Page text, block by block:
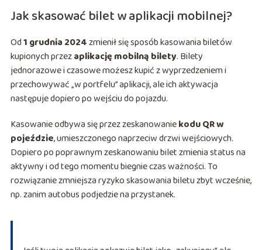
Jak skasować bilet w aplikacji mobilnej?
Od1 grudnia 2024zmienił się sposób kasowania biletów
kupionych przezaplikację mobilną bilety. Bilety
jednorazowe i czasowe możesz kupić z wyprzedzeniem i
przechowywać „w portfelu” aplikacji, ale ich aktywacja
następuje dopiero po wejściu do pojazdu.
Kasowanie odbywa się przez zeskanowaniekodu QR w
pojeździe, umieszczonego naprzeciw drzwi wejściowych.
Dopiero po poprawnym zeskanowaniu bilet zmienia status na
aktywny i od tego momentu biegnie czas ważności. To
rozwiązanie zmniejsza ryzyko skasowania biletu zbyt wcześnie,
np. zanim autobus podjedzie na przystanek.